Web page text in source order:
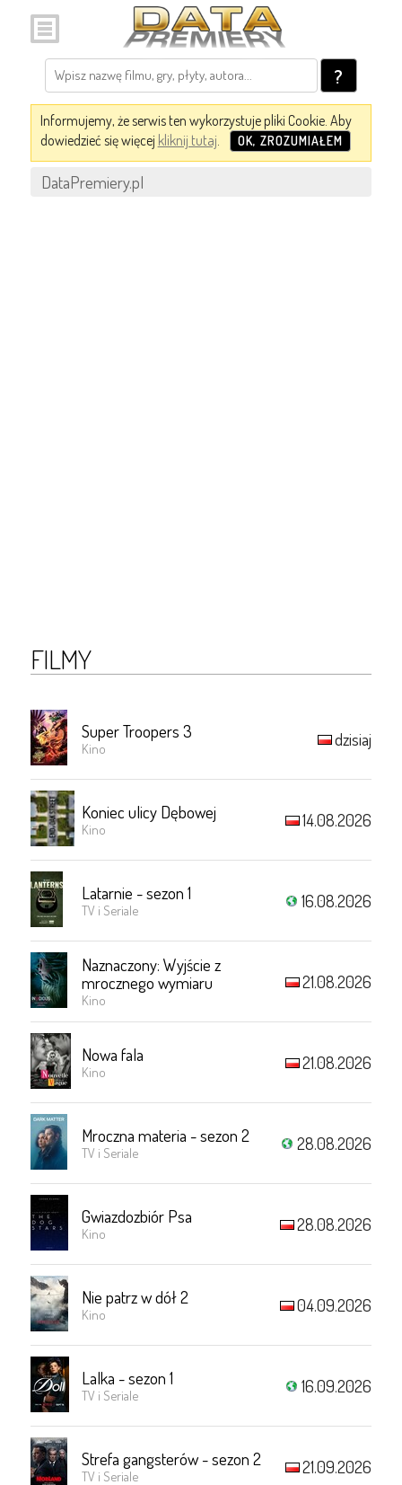
?
Informujemy, że serwis ten wykorzystuje pliki Cookie. Aby
dowiedzieć się więcej kliknij tutaj. OK, ZROZUMIAŁEM
DataPremiery.pl
FILMY
Super Troopers 3
Kino dzisiaj
Koniec ulicy Dębowej
Kino 14.08.2026
Latarnie - sezon 1
TV i Seriale 16.08.2026
Naznaczony: Wyjście z
mrocznego wymiaru
Kino
21.08.2026
Nowa fala
Kino 21.08.2026
Mroczna materia - sezon 2
TV i Seriale 28.08.2026
Gwiazdozbiór Psa
Kino 28.08.2026
Nie patrz w dół 2
Kino 04.09.2026
Lalka - sezon 1
TV i Seriale 16.09.2026
Strefa gangsterów - sezon 2
TV i Seriale 21.09.2026